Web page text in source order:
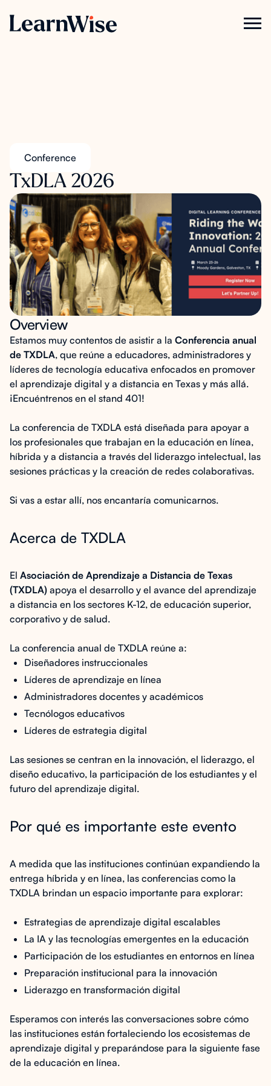
Conference
TxDLA 2026
Overview
Estamos muy contentos de asistir a la Conferencia anual
de TXDLA, que reúne a educadores, administradores y
líderes de tecnología educativa enfocados en promover
el aprendizaje digital y a distancia en Texas y más allá.
¡Encuéntrenos en el stand 401!
La conferencia de TXDLA está diseñada para apoyar a
los profesionales que trabajan en la educación en línea,
híbrida y a distancia a través del liderazgo intelectual, las
sesiones prácticas y la creación de redes colaborativas.
Si vas a estar allí, nos encantaría comunicarnos.
Acerca de TXDLA
El Asociación de Aprendizaje a Distancia de Texas
(TXDLA) apoya el desarrollo y el avance del aprendizaje
a distancia en los sectores K-12, de educación superior,
corporativo y de salud.
La conferencia anual de TXDLA reúne a:
Diseñadores instruccionales
Líderes de aprendizaje en línea
Administradores docentes y académicos
Tecnólogos educativos
Líderes de estrategia digital
Las sesiones se centran en la innovación, el liderazgo, el
diseño educativo, la participación de los estudiantes y el
futuro del aprendizaje digital.
Por qué es importante este evento
A medida que las instituciones continúan expandiendo la
entrega híbrida y en línea, las conferencias como la
TXDLA brindan un espacio importante para explorar:
Estrategias de aprendizaje digital escalables
La IA y las tecnologías emergentes en la educación
Participación de los estudiantes en entornos en línea
Preparación institucional para la innovación
Liderazgo en transformación digital
Esperamos con interés las conversaciones sobre cómo
las instituciones están fortaleciendo los ecosistemas de
aprendizaje digital y preparándose para la siguiente fase
de la educación en línea.